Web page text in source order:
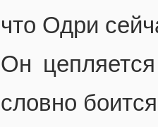
что Одри
Он
словно